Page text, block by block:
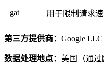
_gat 用于限制请求
第三方提供商： Google LLC
数据处理地点： 美国（通过